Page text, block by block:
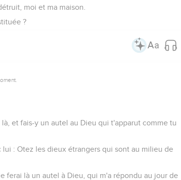
moi et ma maison.
?
et fais-y un autel au Dieu qui t'apparut comme tu
: Otez les dieux étrangers qui sont au milieu de
ferai là un autel à Dieu, qui m'a répondu au jour de